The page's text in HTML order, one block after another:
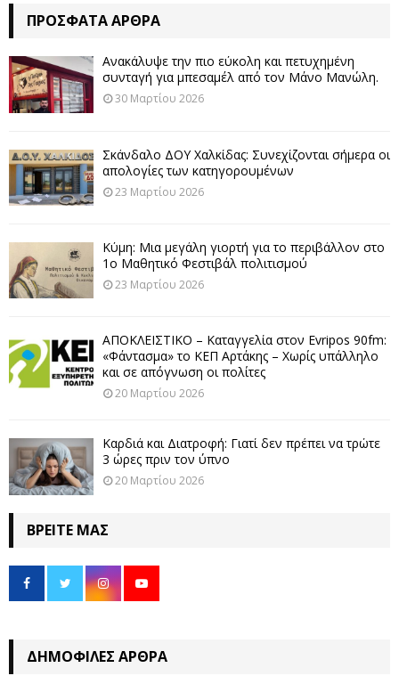
ΠΡΌΣΦΑΤΑ ΆΡΘΡΑ
Ανακάλυψε την πιο εύκολη και πετυχημένη
συνταγή για μπεσαμέλ από τον Μάνο Μανώλη.
30 Μαρτίου 2026
Σκάνδαλο ΔΟΥ Χαλκίδας: Συνεχίζονται σήμερα οι
απολογίες των κατηγορουμένων
23 Μαρτίου 2026
Κύμη: Μια μεγάλη γιορτή για το περιβάλλον στο
1ο Μαθητικό Φεστιβάλ πολιτισμού
23 Μαρτίου 2026
ΑΠΟΚΛΕΙΣΤΙΚΟ – Καταγγελία στον Evripos 90fm:
«Φάντασμα» το ΚΕΠ Αρτάκης – Χωρίς υπάλληλο
και σε απόγνωση οι πολίτες
20 Μαρτίου 2026
Καρδιά και Διατροφή: Γιατί δεν πρέπει να τρώτε
3 ώρες πριν τον ύπνο
20 Μαρτίου 2026
ΒΡΕΊΤΕ ΜΑΣ
ΔΗΜΟΦΙΛΈΣ ΆΡΘΡΑ